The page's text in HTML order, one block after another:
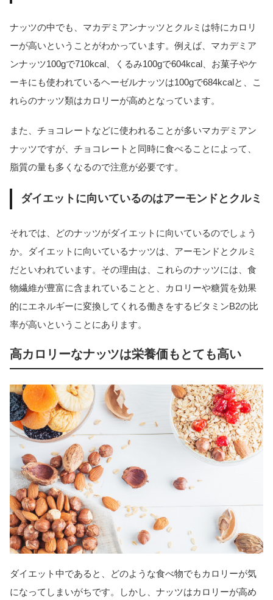
ナッツの中でも、マカデミアンナッツとクルミは特にカロリ
ーが高いということがわかっています。例えば、マカデミア
ンナッツ100gで710kcal、くるみ100gで604kcal、お菓子やケ
ーキにも使われているヘーゼルナッツは100gで684kcalと、こ
れらのナッツ類はカロリーが高めとなっています。
また、チョコレートなどに使われることが多いマカデミアン
ナッツですが、チョコレートと同時に食べることによって、
脂質の量も多くなるので注意が必要です。
ダイエットに向いているのはアーモンドとクルミ
それでは、どのナッツがダイエットに向いているのでしょう
か。ダイエットに向いているナッツは、アーモンドとクルミ
だといわれています。その理由は、これらのナッツには、食
物繊維が豊富に含まれていることと、カロリーや糖質を効果
的にエネルギーに変換してくれる働きをするビタミンB2の比
率が高いということにあります。
高カロリーなナッツは栄養価もとても高い
ダイエット中であると、どのような食べ物でもカロリーが気
になってしまいがちです。しかし、ナッツはカロリーが高め